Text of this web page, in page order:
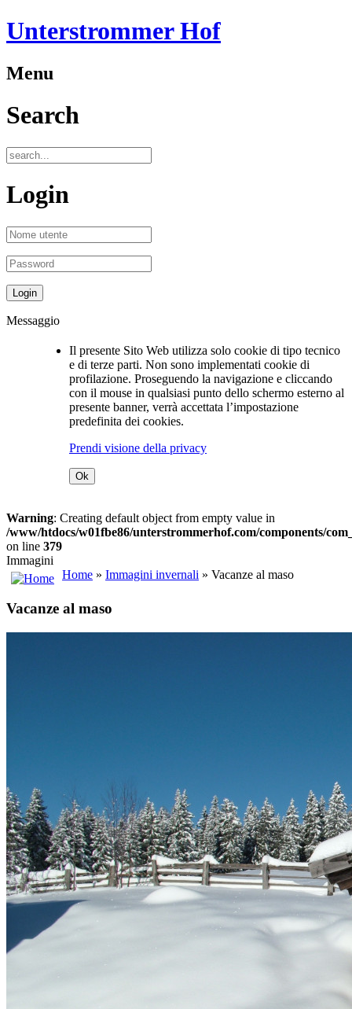
Unterstrommer Hof
Menu
Search
Login
Messaggio
Il presente Sito Web utilizza solo cookie di tipo tecnico
e di terze parti. Non sono implementati cookie di
profilazione. Proseguendo la navigazione e cliccando
con il mouse in qualsiasi punto dello schermo esterno al
presente banner, verrà accettata l’impostazione
predefinita dei cookies.
Prendi visione della privacy
Ok
Warning: Creating default object from empty value in
/www/htdocs/w01fbe86/unterstrommerhof.com/components/
on line 379
Immagini
Home » Immagini invernali » Vacanze al maso
Vacanze al maso